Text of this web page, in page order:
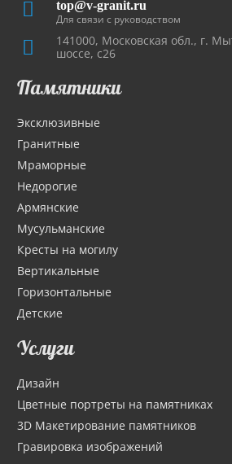
top@v-granit.ru
Для связи с руководством
141000, Московская обл., г.
шоссе, с26
Памятники
Эксклюзивные
Гранитные
Мраморные
Недорогие
Армянские
Мусульманские
Кресты на могилу
Вертикальные
Горизонтальные
Детские
Услуги
Дизайн
Цветные портреты на памятниках
3D Макетирование памятников
Гравировка изображений